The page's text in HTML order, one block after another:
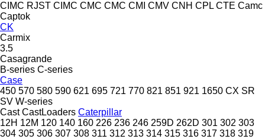
CIMC RJST CIMC CMC CMC CMI CMV CNH CPL CTE Camc
Captok
CK
Carmix
3.5
Casagrande
B-series C-series
Case
450 570 580 590 621 695 721 770 821 851 921 1650 CX SR
SV W-series
Cast CastLoaders Caterpillar
12H 12M 120 140 160 226 236 246 259D 262D 301 302 303
304 305 306 307 308 311 312 313 314 315 316 317 318 319